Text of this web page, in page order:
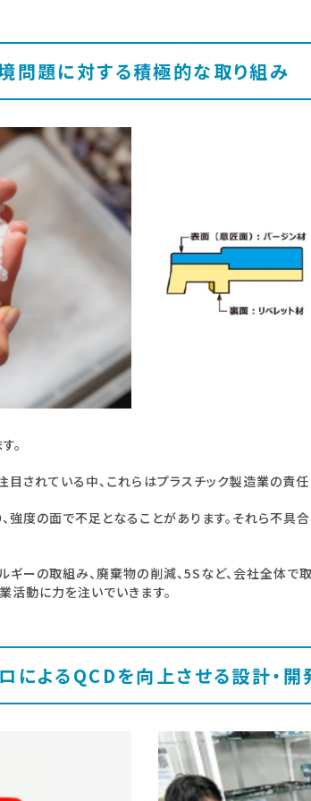
問題に対する積極的な取り組み
。
されている中、これらはプラスチック製造業の責任
度の面で不足となることがあります。それら不具
ーの取組み、廃棄物の削減、5Sなど、会社全体で
動に力を注いでいきます。
によるQCDを向上させる設計・開